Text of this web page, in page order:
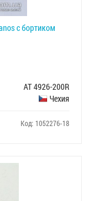
с бортиком
AT 4926-200R
Чехия
Код: 1052276-18